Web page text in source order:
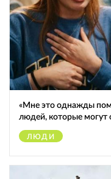
«Мне это однажды
людей, которые могут
ЛЮДИ